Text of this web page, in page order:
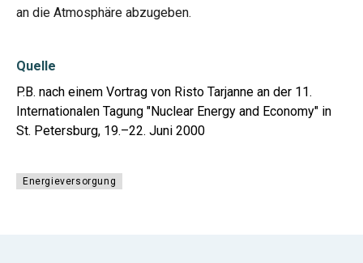
an die Atmosphäre abzugeben.
Quelle
P.B. nach einem Vortrag von Risto Tarjanne an der 11.
Internationalen Tagung "Nuclear Energy and Economy" in
St. Petersburg, 19.–22. Juni 2000
Energieversorgung